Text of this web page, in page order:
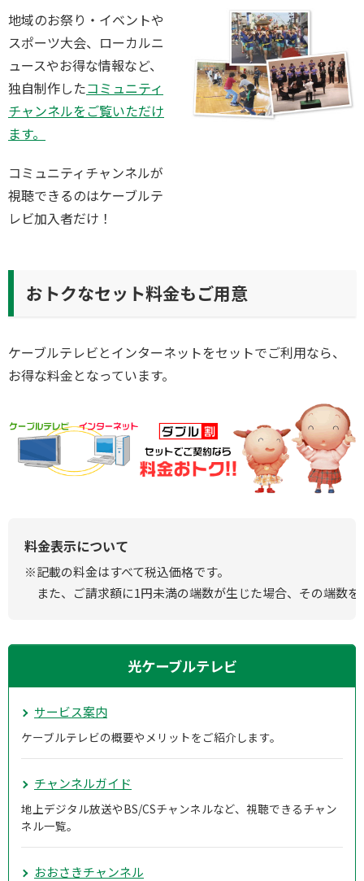
地域のお祭り・イベントや
スポーツ大会、ローカルニ
ュースやお得な情報など、
独自制作したコミュニティ
チャンネルをご覧いただけ
ます。
コミュニティチャンネルが
視聴できるのはケーブルテ
レビ加入者だけ！
おトクなセット料金もご用意
ケーブルテレビとインターネットをセットでご利用なら、
お得な料金となっています。
料金表示について
※記載の料金はすべて税込価格です。
また、ご請求額に1円未満の端数が生じた場合、その端数
光ケーブルテレビ
サービス案内
ケーブルテレビの概要やメリットをご紹介します。
チャンネルガイド
地上デジタル放送やBS/CSチャンネルなど、視聴できるチャン
ネル一覧。
おおさきチャンネル